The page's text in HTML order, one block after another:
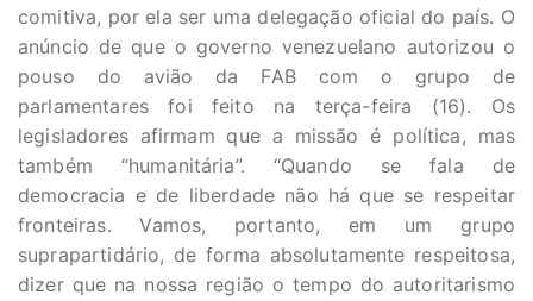
comitiva, por ela ser uma delegação oficial do país. O
anúncio de que o governo venezuelano autorizou o
pouso do avião da FAB com o grupo de
parlamentares foi feito na terça-feira (16). Os
legisladores afirmam que a missão é política, mas
também “humanitária”. “Quando se fala de
democracia e de liberdade não há que se respeitar
fronteiras. Vamos, portanto, em um grupo
suprapartidário, de forma absolutamente respeitosa,
dizer que na nossa região o tempo do autoritarismo